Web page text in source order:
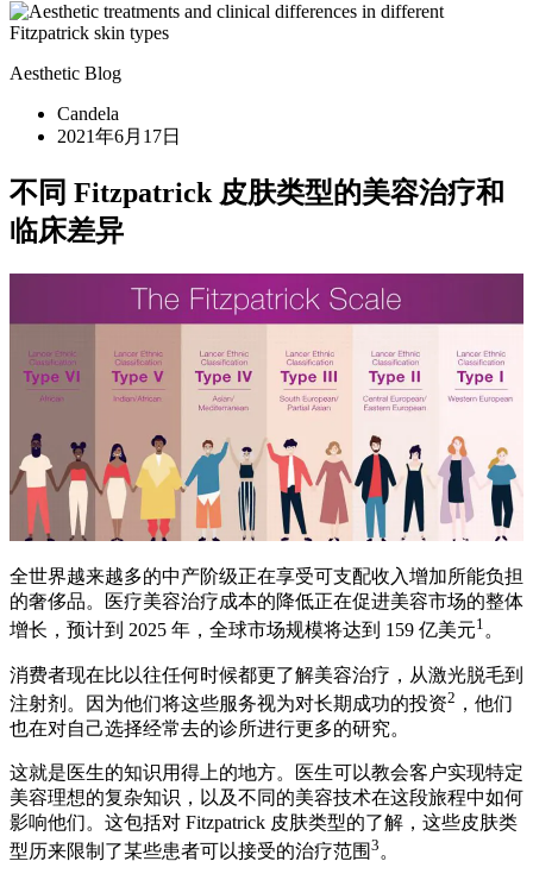
Aesthetic Blog
Candela
2021年6月17日
不同 Fitzpatrick 皮肤类型的美容治疗和
临床差异
全世界越来越多的中产阶级正在享受可支配收入增加所能负担
的奢侈品。医疗美容治疗成本的降低正在促进美容市场的整体
增长，预计到 2025 年，全球市场规模将达到 159 亿美元1。
消费者现在比以往任何时候都更了解美容治疗，从激光脱毛到
注射剂。因为他们将这些服务视为对长期成功的投资2 ，他们
也在对自己选择经常去的诊所进行更多的研究。
这就是医生的知识用得上的地方。医生可以教会客户实现特定
美容理想的复杂知识，以及不同的美容技术在这段旅程中如何
影响他们。这包括对 Fitzpatrick 皮肤类型的了解，这些皮肤类
型历来限制了某些患者可以接受的治疗范围 3 。